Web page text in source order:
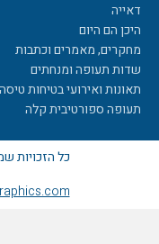
דאייה
היכן הם היום
מחקרים, מאמרים וכתבות
שדות תעופה ומנחתים
תאונות ואירועי בטיחות טיסה
תעופה ספורטיבית קלה
כל הזכויות